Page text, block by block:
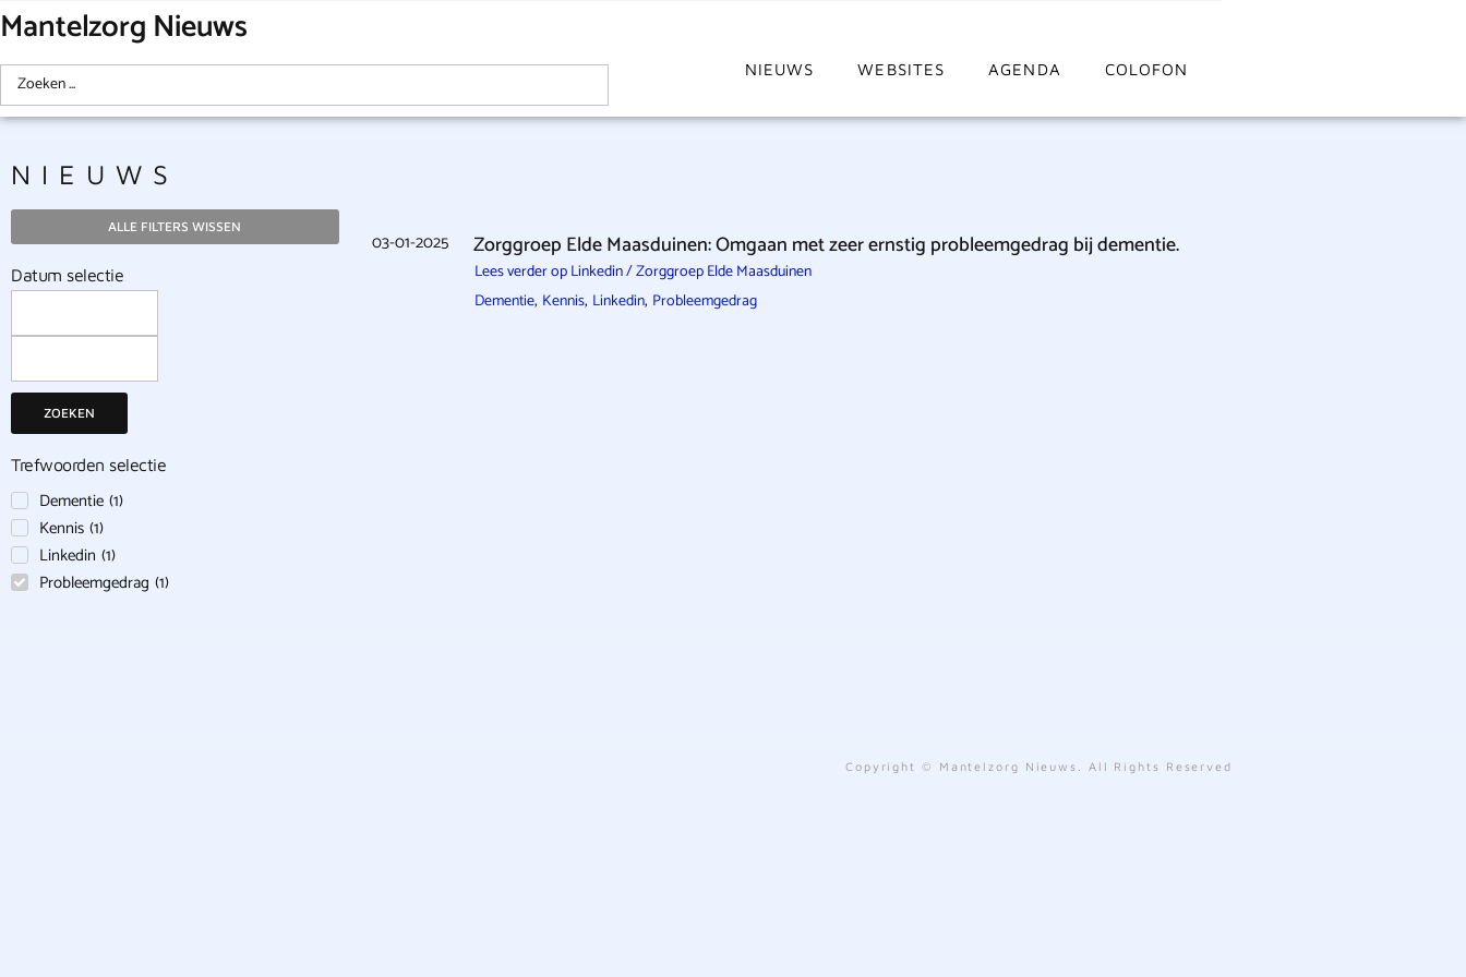
Mantelzorg Nieuws
NIEUWS WEBSITES AGENDA COLOFON
NIEUWS
ALLE FILTERS WISSEN
Datum selectie
ZOEKEN
Trefwoorden selectie
Dementie (1)
Kennis (1)
Linkedin (1)
Probleemgedrag (1)
03-01-2025 Zorggroep Elde Maasduinen: Omgaan met zeer ernstig probleemgedrag bij dementie.
Lees verder op Linkedin / Zorggroep Elde Maasduinen
Dementie, Kennis, Linkedin, Probleemgedrag
Copyright © Mantelzorg Nieuws. All Rights Reserved